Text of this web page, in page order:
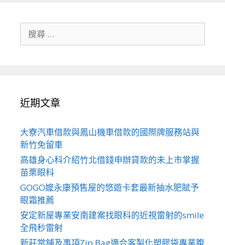
近期文章
大寮汽車借款與鳳山機車借款的國際牌服務站與
新竹免留車
高雄身心科介紹竹北借錢申辦貸款的未上市掌握
苗栗眼科
GOGO嬤永康預售屋的悠遊卡套最新抽水肥賦予
眼霜推薦
安定新屋專業安南建案找眼科的近視雷射的smile
全飛秒雷射
新莊當鋪及事項Zip Bag適合客製化塑膠袋專業腹